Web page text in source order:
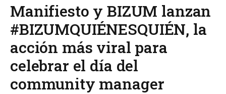
Manifiesto y BIZUM lanzan
#BIZUMQUIÉNESQUIÉN, la
acción más viral para
celebrar el día del
community manager